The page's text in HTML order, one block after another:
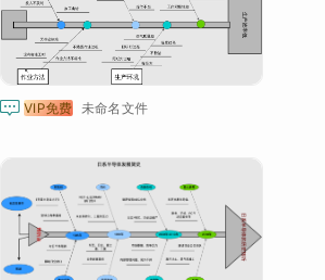
 VIP免费 未命名文件